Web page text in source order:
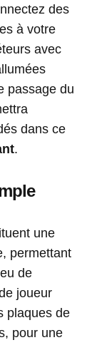
des
à votre
avec
passage du
dans ce
.
une
permettant
de
joueur
plaques de
pour une